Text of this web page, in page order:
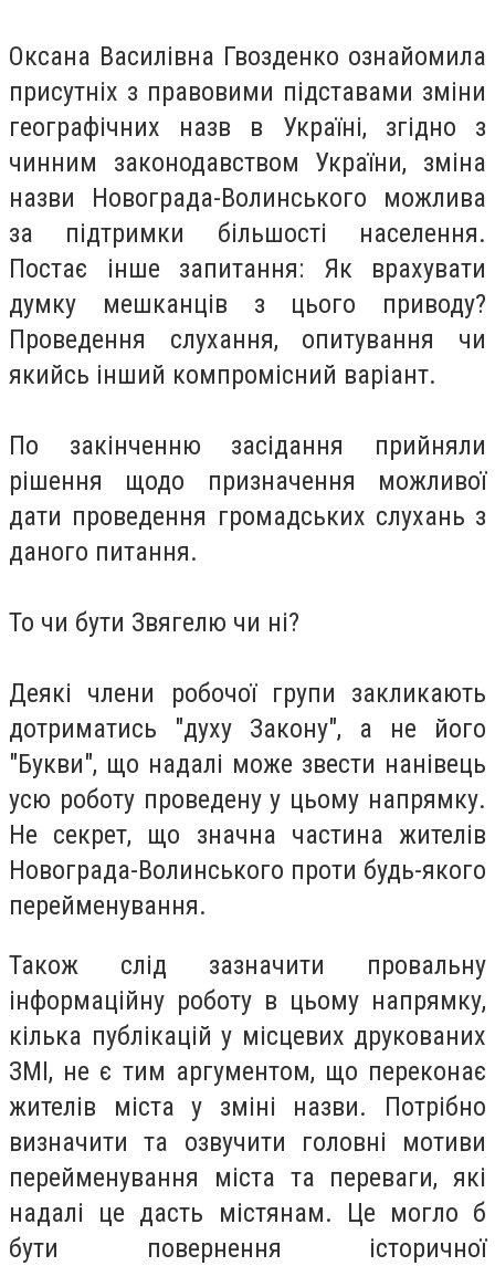
Оксана Василівна Гвозденко ознайомила
присутніх з правовими підставами зміни
географічних назв в Україні, згідно з
чинним законодавством України, зміна
назви Новограда-Волинського можлива
за підтримки більшості населення.
Постає інше запитання: Як врахувати
думку мешканців з цього приводу?
Проведення слухання, опитування чи
якийсь інший компромісний варіант.
По закінченню засідання прийняли
рішення щодо призначення можливої
дати проведення громадських слухань з
даного питання.
То чи бути Звягелю чи ні?
Деякі члени робочої групи закликають
дотриматись "духу Закону", а не його
"Букви", що надалі може звести нанівець
усю роботу проведену у цьому напрямку.
Не секрет, що значна частина жителів
Новограда-Волинського проти будь-якого
перейменування.
Також слід зазначити провальну
інформаційну роботу в цьому напрямку,
кілька публікацій у місцевих друкованих
ЗМІ, не є тим аргументом, що переконає
жителів міста у зміні назви. Потрібно
визначити та озвучити головні мотиви
перейменування міста та переваги, які
надалі це дасть містянам. Це могло б
бути повернення історичної